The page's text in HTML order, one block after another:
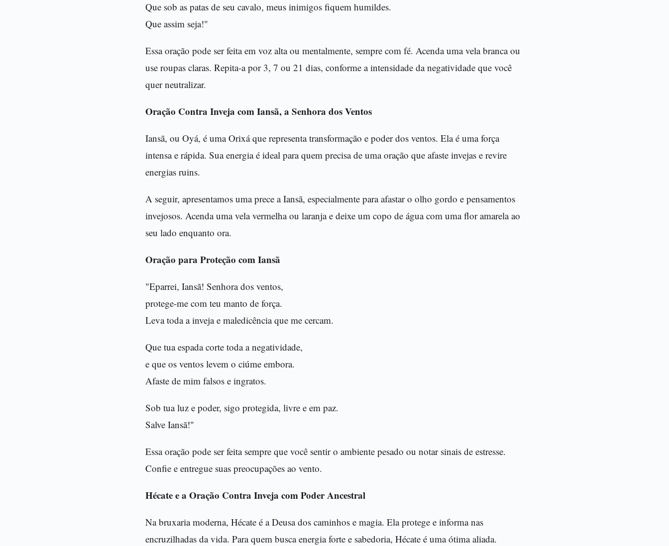
Que sob as patas de seu cavalo, meus inimigos fiquem humildes.
Que assim seja!"
Essa oração pode ser feita em voz alta ou mentalmente, sempre com fé. Acenda uma vela branca ou
use roupas claras. Repita-a por 3, 7 ou 21 dias, conforme a intensidade da negatividade que você
quer neutralizar.
Oração Contra Inveja com Iansã, a Senhora dos Ventos
Iansã, ou Oyá, é uma Orixá que representa transformação e poder dos ventos. Ela é uma força
intensa e rápida. Sua energia é ideal para quem precisa de uma oração que afaste invejas e revire
energias ruins.
A seguir, apresentamos uma prece a Iansã, especialmente para afastar o olho gordo e pensamentos
invejosos. Acenda uma vela vermelha ou laranja e deixe um copo de água com uma flor amarela ao
seu lado enquanto ora.
Oração para Proteção com Iansã
"Eparrei, Iansã! Senhora dos ventos,
protege-me com teu manto de força.
Leva toda a inveja e maledicência que me cercam.
Que tua espada corte toda a negatividade,
e que os ventos levem o ciúme embora.
Afaste de mim falsos e ingratos.
Sob tua luz e poder, sigo protegida, livre e em paz.
Salve Iansã!"
Essa oração pode ser feita sempre que você sentir o ambiente pesado ou notar sinais de estresse.
Confie e entregue suas preocupações ao vento.
Hécate e a Oração Contra Inveja com Poder Ancestral
Na bruxaria moderna, Hécate é a Deusa dos caminhos e magia. Ela protege e informa nas
encruzilhadas da vida. Para quem busca energia forte e sabedoria, Hécate é uma ótima aliada.